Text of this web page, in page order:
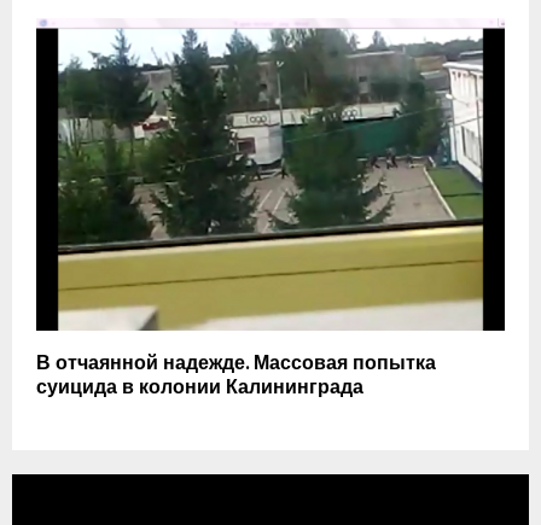
В отчаянной надежде. Массовая попытка
суицида в колонии Калининграда